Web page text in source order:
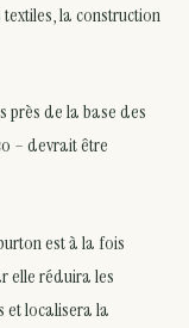
la construction
près de la base des
– devrait être
est à la fois
elle réduira les
et localisera la